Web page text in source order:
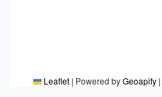
Leaflet | Powered byGeoapify |